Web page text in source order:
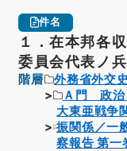
件名
１．在本邦各
委員会代表ノ
階層 外務省外交
Ａ門 政治
大東亜戦争
振関係／一
察報告 第一